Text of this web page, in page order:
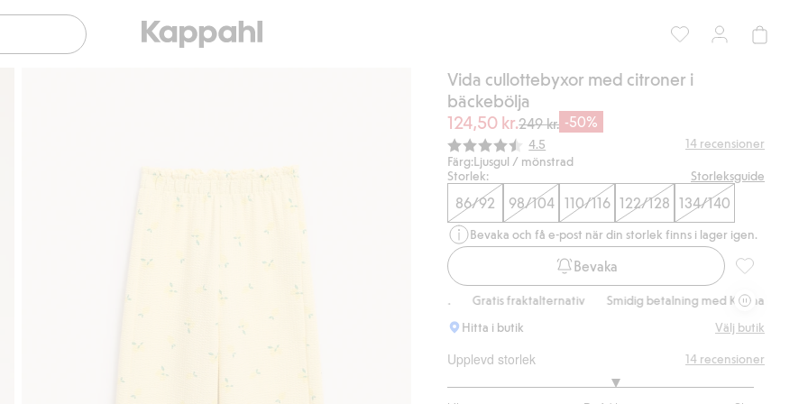
Vida cullottebyxor med citroner i
bäckebölja
124,50 kr.249 kr. -50%
Snittbetyg:
4.5 14 recensioner
Färg:Ljusgul / mönstrad
Storlek:
Storleksguide
86/92 98/104 110/116 122/128 134/140
Bevaka och få e-post när din storlek finns i lager igen.
Bevaka
Gratis fraktalternativ Gratis fraktalternativ Smidig betalning med Klarna.
Gratis
Hitta i butik
Välj butik
Upplevd storlek 14 recensioner